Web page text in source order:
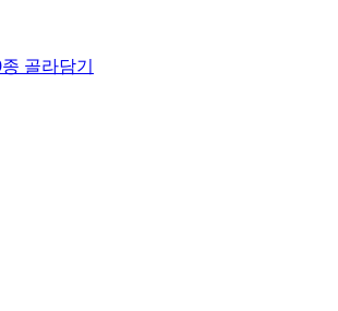
골라담기